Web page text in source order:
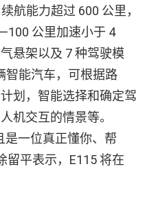
航能力超过 600 公里，
公里加速小于 4
悬架以及 7 种驾驶模
智能汽车，可根据路
划，智能选择和确定驾
机交互的情景等。
是一位真正懂你、帮
留平表示，E115 将在